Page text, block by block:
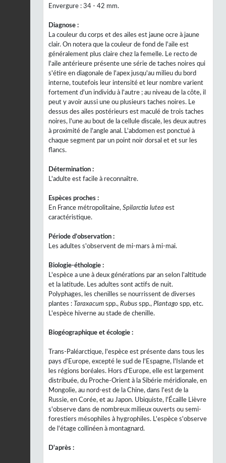
Envergure : 34 - 42 mm.
Diagnose :
La couleur du corps et des ailes est jaune ocre à jaune
clair. On notera que la couleur de fond de l'aile est
généralement plus claire chez la femelle. Le recto de
l'aile antérieure présente une série de taches noires qui
s'étire en diagonale de l'apex jusqu'au milieu du bord
interne, toutefois leur intensité et leur nombre varient
fortement d'un individu à l'autre ; au niveau de la côte, il
peut y avoir aussi une ou plusieurs taches noires. Le
dessus des ailes postérieurs est maculé de trois taches
noires, l'une au bout de la cellule discale, les deux autres
à proximité de l'angle anal. L'abdomen est ponctué à
chaque segment par un point noir dorsal et et sur les
flancs.
Détermination :
L'adulte est facile à reconnaître.
Espèces proches :
En France métropolitaine, Spilarctia lutea est
caractéristique.
Période d’observation :
Les adultes s'observent de mi-mars à mi-mai.
Biologie-éthologie :
L'espèce a une à deux générations par an selon l'altitude
et la latitude. Les adultes sont actifs de nuit.
Polyphages, les chenilles se nourrissent de diverses
plantes : Taraxacum spp., Rubus spp., Plantago spp, etc.
L'espèce hiverne au stade de chenille.
Biogéographique et écologie :
Trans-Paléarctique, l'espèce est présente dans tous les
pays d'Europe, excepté le sud de l'Espagne, l'Islande et
les régions boréales. Hors d'Europe, elle est largement
distribuée, du Proche-Orient à la Sibérie méridionale, en
Mongolie, au nord-est de la Chine, dans l'est de la
Russie, en Corée, et au Japon. Ubiquiste, l'Écaille Lièvre
s'observe dans de nombreux milieux ouverts ou semi-
forestiers mésophiles à hygrophiles. L'espèce s'observe
de l'étage collinéen à montagnard.
D'après :